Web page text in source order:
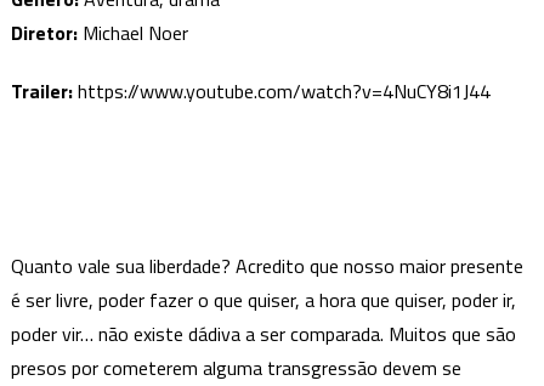
alcançável
pela
interminável
Diretor: Michael Noer
Trailer:https://www.youtube.com/watch?v=4NuCY8i1J44
Quanto vale sua liberdade? Acredito que nosso maior presente
é ser livre, poder fazer o que quiser, a hora que quiser, poder ir,
poder vir… não existe dádiva a ser comparada. Muitos que são
presos por cometerem alguma transgressão devem se